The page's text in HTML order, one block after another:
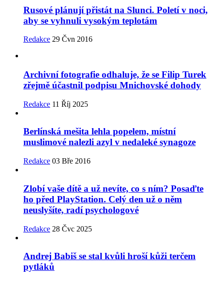
Rusové plánují přistát na Slunci. Poletí v noci,
aby se vyhnuli vysokým teplotám
Redakce 29 Čvn 2016
Archivní fotografie odhaluje, že se Filip Turek
zřejmě účastnil podpisu Mnichovské dohody
Redakce 11 Říj 2025
Berlínská mešita lehla popelem, místní
muslimové nalezli azyl v nedaleké synagoze
Redakce 03 Bře 2016
Zlobí vaše dítě a už nevíte, co s ním? Posaďte
ho před PlayStation. Celý den už o něm
neuslyšíte, radí psychologové
Redakce 28 Čvc 2025
Andrej Babiš se stal kvůli hroší kůži terčem
pytláků